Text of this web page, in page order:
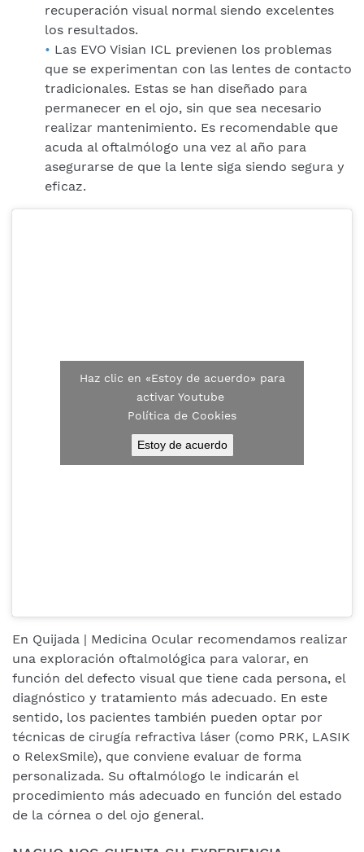
recuperación visual normal siendo excelentes
los resultados.
Las EVO Visian ICL previenen los problemas
que se experimentan con las lentes de contacto
tradicionales. Estas se han diseñado para
permanecer en el ojo, sin que sea necesario
realizar mantenimiento. Es recomendable que
acuda al oftalmólogo una vez al año para
asegurarse de que la lente siga siendo segura y
eficaz.
Haz clic en «Estoy de acuerdo» para
activar Youtube
Política de Cookies
Estoy de acuerdo
En Quijada | Medicina Ocular recomendamos realizar
una exploración oftalmológica para valorar, en
función del defecto visual que tiene cada persona, el
diagnóstico y tratamiento más adecuado. En este
sentido, los pacientes también pueden optar por
técnicas de cirugía refractiva láser (como PRK, LASIK
o RelexSmile), que conviene evaluar de forma
personalizada. Su oftalmólogo le indicarán el
procedimiento más adecuado en función del estado
de la córnea o del ojo general.